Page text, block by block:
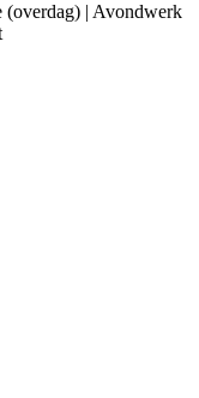
(overdag) | Avondwerk